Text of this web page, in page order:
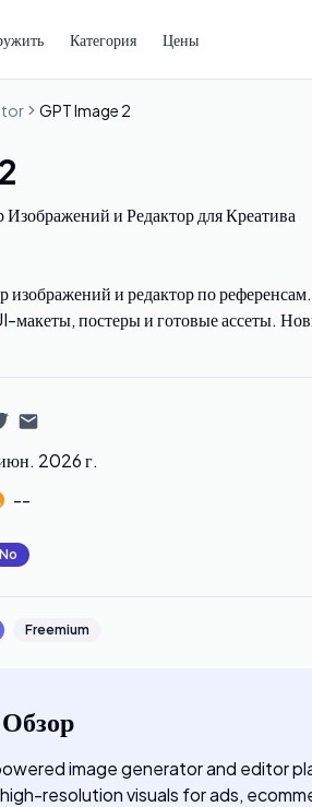
Категория Цены
GPT Image 2
и Редактор для Креатива
и редактор по
постеры и готовые ассеты.
2026 г.
--
No
Freemium
Обзор
image generator and
resolution visuals for ads,